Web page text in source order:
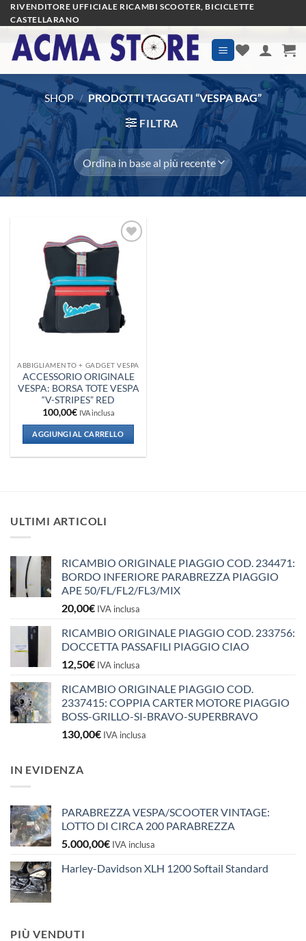
Salta
ai
contenuti
RIVENDITORE UFFICIALE RICAMBI SCOOTER, BICICLETTE
CASTELLARANO
SHOP / PRODOTTI TAGGATI “VESPA BAG”
FILTRA
Aggiungi
alla lista
desideri
ABBIGLIAMENTO + GADGET VESPA
ACCESSORIO ORIGINALE
VESPA: BORSA TOTE VESPA
“V-STRIPES” RED
100,00€ IVA inclusa
AGGIUNGI AL CARRELLO
ULTIMI ARTICOLI
RICAMBIO ORIGINALE PIAGGIO COD. 234471:
BORDO INFERIORE PARABREZZA PIAGGIO
APE 50/FL/FL2/FL3/MIX
20,00€ IVA inclusa
RICAMBIO ORIGINALE PIAGGIO COD. 233756:
DOCCETTA PASSAFILI PIAGGIO CIAO
12,50€ IVA inclusa
RICAMBIO ORIGINALE PIAGGIO COD.
2337415: COPPIA CARTER MOTORE PIAGGIO
BOSS-GRILLO-SI-BRAVO-SUPERBRAVO
130,00€ IVA inclusa
IN EVIDENZA
PARABREZZA VESPA/SCOOTER VINTAGE:
LOTTO DI CIRCA 200 PARABREZZA
5.000,00€ IVA inclusa
Harley-Davidson XLH 1200 Softail Standard
PIÙ VENDUTI